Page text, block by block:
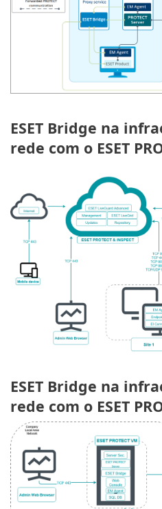
ESET Bridge na
rede com o ESET
ESET Bridge na
rede com o ESET